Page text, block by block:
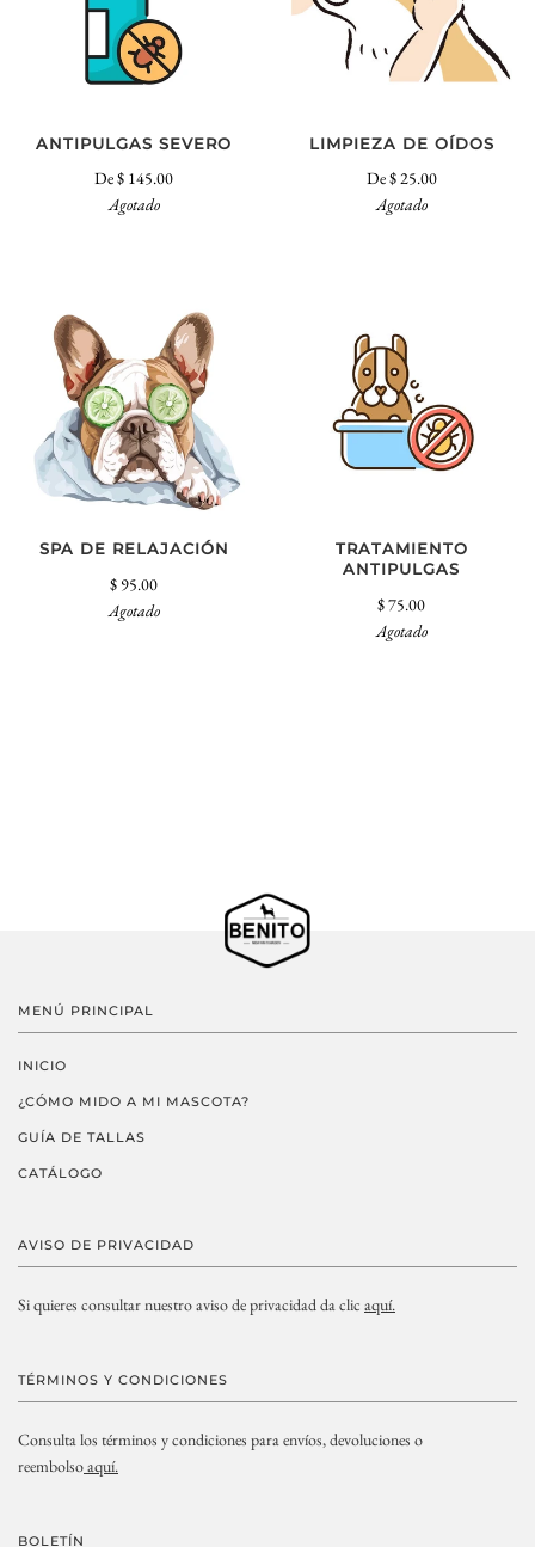
ANTIPULGAS SEVERO
De$ 145.00
Agotado
LIMPIEZA DE OÍDOS
De$ 25.00
Agotado
SPA DE RELAJACIÓN
$ 95.00
Agotado
TRATAMIENTO
ANTIPULGAS
$ 75.00
Agotado
MENÚ PRINCIPAL
INICIO
¿CÓMO MIDO A MI MASCOTA?
GUÍA DE TALLAS
CATÁLOGO
AVISO DE PRIVACIDAD
Si quieres consultar nuestro aviso de privacidad da clic aquí.
TÉRMINOS Y CONDICIONES
Consulta los términos y condiciones para envíos, devoluciones o
reembolsoaquí.
BOLETÍN